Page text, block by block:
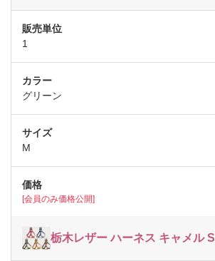
1
グリーン
M
[会員のみ価格公開]
栃木レザー ハーネス キャメル S